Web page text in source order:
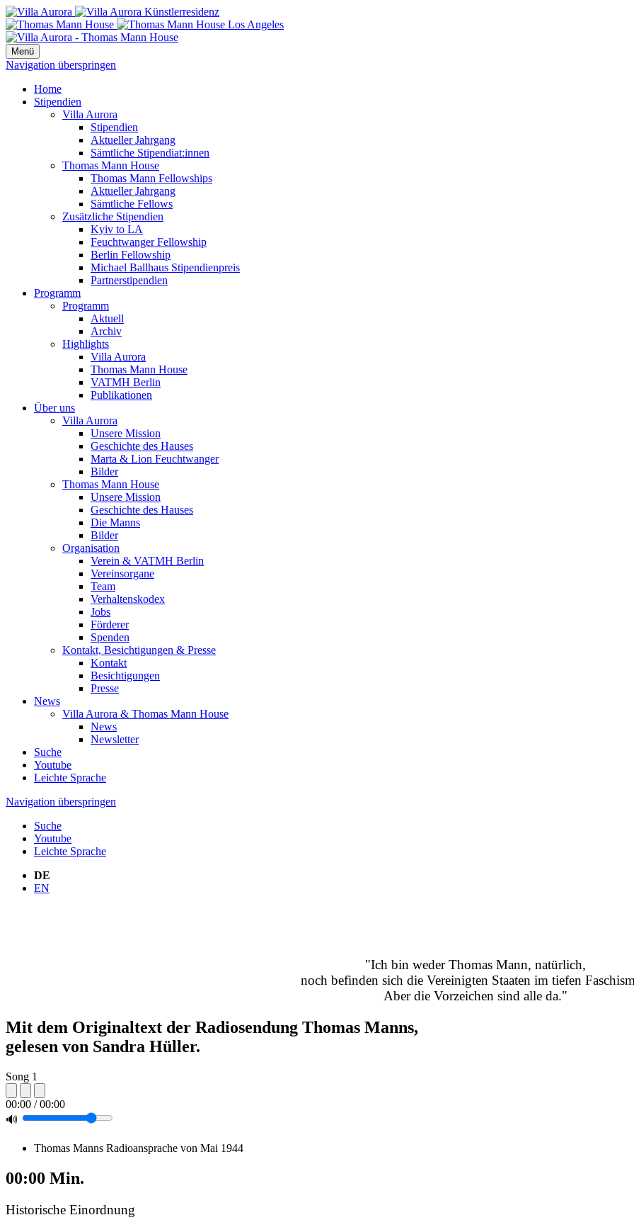
Menü
Navigation überspringen
Home
Stipendien
Villa Aurora
Stipendien
Aktueller Jahrgang
Sämtliche Stipendiat:innen
Thomas Mann House
Thomas Mann Fellowships
Aktueller Jahrgang
Sämtliche Fellows
Zusätzliche Stipendien
Kyiv to LA
Feuchtwanger Fellowship
Berlin Fellowship
Michael Ballhaus Stipendienpreis
Partnerstipendien
Programm
Programm
Aktuell
Archiv
Highlights
Villa Aurora
Thomas Mann House
VATMH Berlin
Publikationen
Über uns
Villa Aurora
Unsere Mission
Geschichte des Hauses
Marta & Lion Feuchtwanger
Bilder
Thomas Mann House
Unsere Mission
Geschichte des Hauses
Die Manns
Bilder
Organisation
Verein & VATMH Berlin
Vereinsorgane
Team
Verhaltenskodex
Jobs
Förderer
Spenden
Kontakt, Besichtigungen & Presse
Kontakt
Besichtigungen
Presse
News
Villa Aurora & Thomas Mann House
News
Newsletter
Suche
Youtube
Leichte Sprache
Navigation überspringen
Suche
Youtube
Leichte Sprache
DE
EN
"Ich bin weder Thomas Mann, natürlich,
noch befinden sich die Vereinigten Staaten im tiefen
Aber die Vorzeichen sind alle da."
Mit dem Originaltext der Radiosendung Thomas Manns,
gelesen von Sandra Hüller.
Song 1
00:00 / 00:00
🔊
Thomas Manns Radioansprache von Mai 1944
00:00 Min.
Historische Einordnung